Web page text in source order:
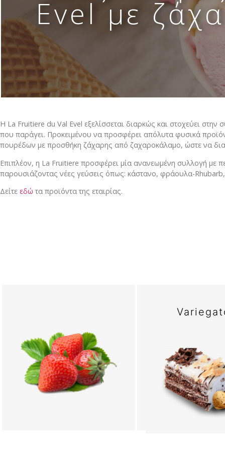
Απομιμήσεις σοκολάτας
Α Ύλες Παγωτού
Προϊόντα κάστανου
Φρούτα σε σιρόπι-confit φρούτων
Είδη Συσκευασίας
Έτοιμο χειροποίητο gelato
Evel με
Η La Fruitiere du Val Evel εξελίσσεται διαρκώς και στοχεύει
που παράγει. Προκειμένου να προσφέρει απόλυτα φυσικά
πουρέδων με προσθήκη ζάχαρης από ζαχαροκάλαμο, ώστε να
Eπιπλέον, η La Fruitiere προσφέρει μία ανανεωμένη συλλογή
παρουσιάζοντας νέες γεύσεις όπως: κάστανο, φράουλα-
Δείτε εδώ τα προϊόντα της εταιρίας.